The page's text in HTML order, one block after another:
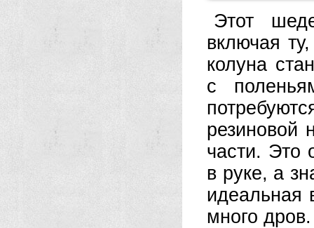
Этот
включая
колуна
с
резиновой
части. Это
в руке, а
идеальная
много дров.